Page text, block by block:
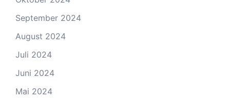
September 2024
August 2024
Juli 2024
Juni 2024
Mai 2024